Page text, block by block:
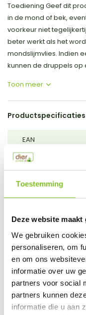
Toestemming
Deze website
We gebruiken
personaliseren, om
en om ons
informatie over uw
partners voor social
partners kunnen
informatie die u aan
Toediening Geef dit
in de mond of bek,
voorkeur niet
beter werkt als het
mondslijmvlies. Indien
kunnen de druppels op
Toon meer
Productspecificaties
EAN
Vergelijk
Send mail
This product is
Gerelateerde